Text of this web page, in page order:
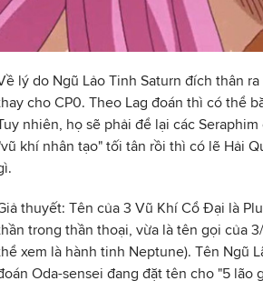
lý do Ngũ Lảo Tinh Saturn đích thân
cho CP0. Theo Lag đoán thì có thể
nhiên, họ sẽ phải để lại các
khí nhân tạo" tối tân rồi thì có lẽ Hải
thuyết: Tên của 3 Vũ Khí Cổ Đại là
trong thần thoại, vừa là tên gọi của
xem là hành tinh Neptune). Tên Ngũ
Oda-sensei đang đặt tên cho "5 lão